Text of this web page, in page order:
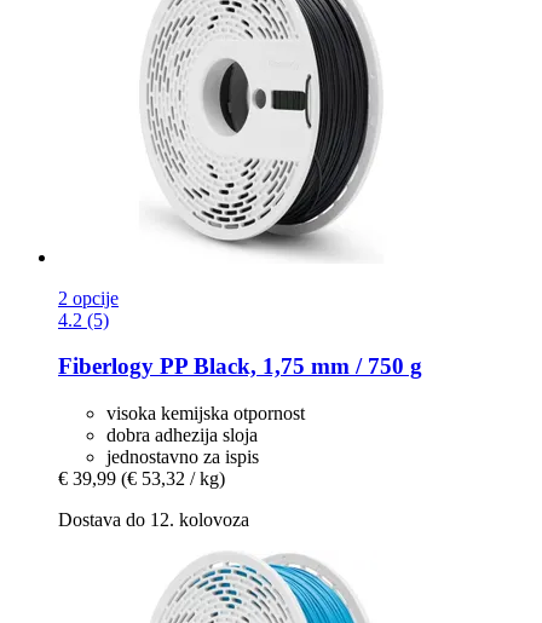
2 opcije
4.2 (5)
Fiberlogy PP Black, 1,75 mm / 750 g
visoka kemijska otpornost
dobra adhezija sloja
jednostavno za ispis
€ 39,99 (€ 53,32 / kg)
Dostava do 12. kolovoza